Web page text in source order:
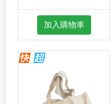
加入購物車